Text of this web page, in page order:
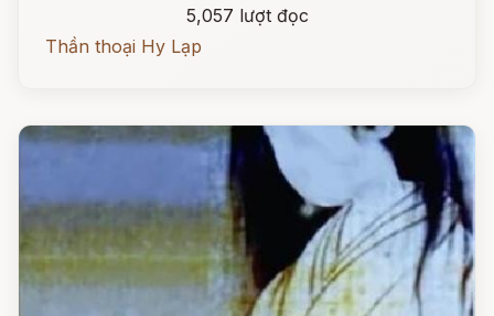
5,057 lượt đọc
Thần thoại Hy Lạp